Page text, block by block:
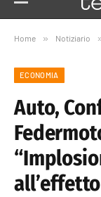
Home » Notiziario
ECONOMIA
Auto,